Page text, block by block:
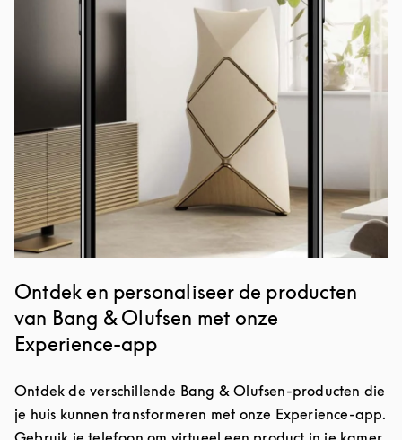
Ontdek en personaliseer de producten
van Bang & Olufsen met onze
Experience-app
Ontdek de verschillende Bang & Olufsen-producten die
je huis kunnen transformeren met onze Experience-app.